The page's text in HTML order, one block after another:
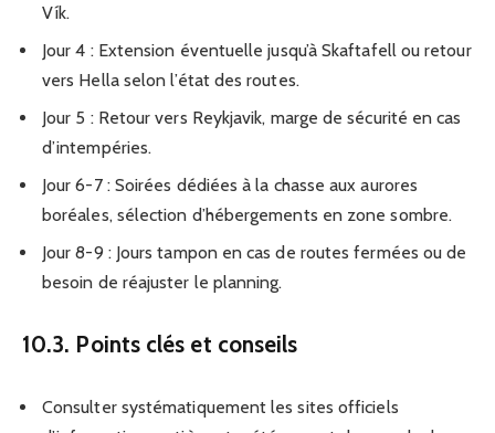
Vík.
Jour 4 : Extension éventuelle jusqu’à Skaftafell ou retour
vers Hella selon l’état des routes.
Jour 5 : Retour vers Reykjavik, marge de sécurité en cas
d’intempéries.
Jour 6-7 : Soirées dédiées à la chasse aux aurores
boréales, sélection d’hébergements en zone sombre.
Jour 8-9 : Jours tampon en cas de routes fermées ou de
besoin de réajuster le planning.
10.3. Points clés et conseils
Consulter systématiquement les sites officiels